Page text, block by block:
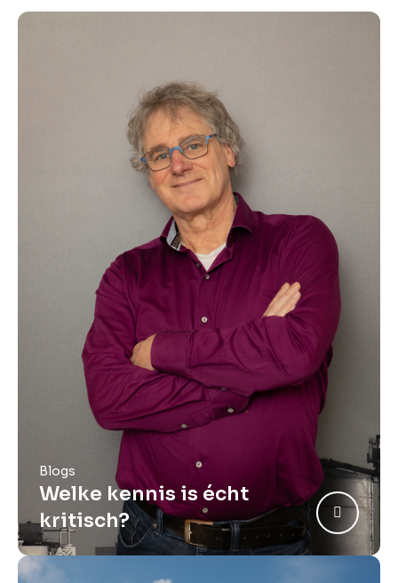
Blogs
Welke kennis is écht
kritisch?